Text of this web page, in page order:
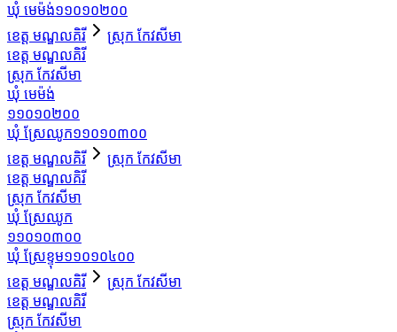
ឃុំ មេម៉ង់១១០១០២០០
ខេត្ត មណ្ឌលគិរី
ស្រុក កែវសីមា
ខេត្ត មណ្ឌលគិរី
ស្រុក កែវសីមា
ឃុំ មេម៉ង់
១១០១០២០០
ឃុំ ស្រែឈូក១១០១០៣០០
ខេត្ត មណ្ឌលគិរី
ស្រុក កែវសីមា
ខេត្ត មណ្ឌលគិរី
ស្រុក កែវសីមា
ឃុំ ស្រែឈូក
១១០១០៣០០
ឃុំ ស្រែខ្ទុម១១០១០៤០០
ខេត្ត មណ្ឌលគិរី
ស្រុក កែវសីមា
ខេត្ត មណ្ឌលគិរី
ស្រុក កែវសីមា